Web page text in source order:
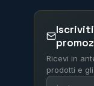
Ricevi in
prodotti e